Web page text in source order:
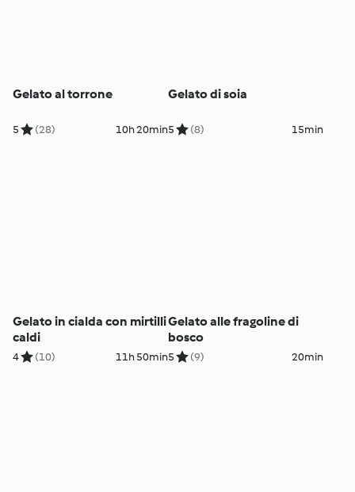
Gelato al torrone
5 (28) 10h 20min
Gelato di soia
5 (8) 15min
Gelato in cialda con mirtilli
caldi
4 (10) 11h 50min
Gelato alle fragoline di
bosco
5 (9) 20min